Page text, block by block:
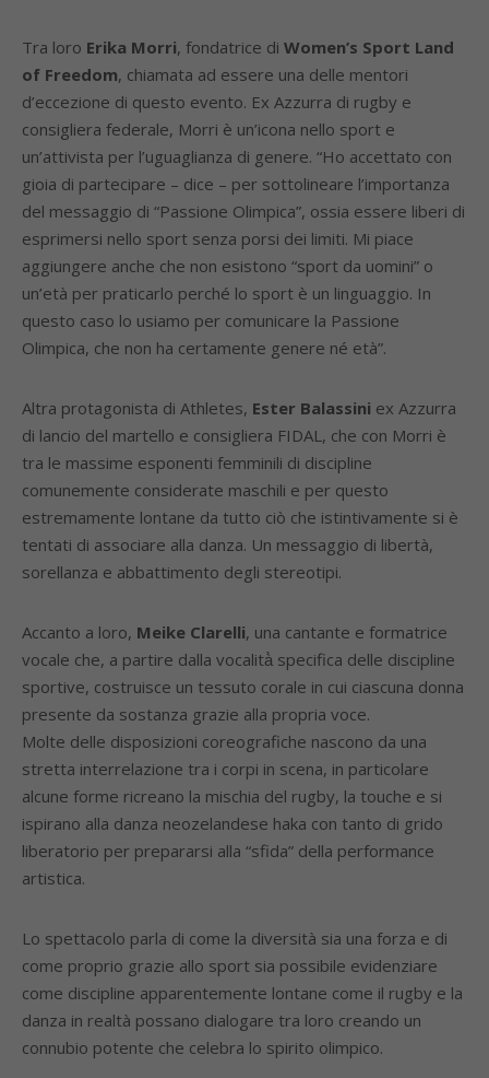
Tra loro Erika Morri, fondatrice di Women’s Sport Land
of Freedom, chiamata ad essere una delle mentori
d’eccezione di questo evento. Ex Azzurra di rugby e
consigliera federale, Morri è un’icona nello sport e
un’attivista per l’uguaglianza di genere. “Ho accettato con
gioia di partecipare – dice – per sottolineare l’importanza
del messaggio di “Passione Olimpica”, ossia essere liberi di
esprimersi nello sport senza porsi dei limiti. Mi piace
aggiungere anche che non esistono “sport da uomini” o
un’età per praticarlo perché lo sport è un linguaggio. In
questo caso lo usiamo per comunicare la Passione
Olimpica, che non ha certamente genere né età”.
Altra protagonista di Athletes, Ester Balassini ex Azzurra
di lancio del martello e consigliera FIDAL, che con Morri è
tra le massime esponenti femminili di discipline
comunemente considerate maschili e per questo
estremamente lontane da tutto ciò che istintivamente si è
tentati di associare alla danza. Un messaggio di libertà,
sorellanza e abbattimento degli stereotipi.
Accanto a loro, Meike Clarelli, una cantante e formatrice
vocale che, a partire dalla vocalità̀ specifica delle discipline
sportive, costruisce un tessuto corale in cui ciascuna donna
presente da sostanza grazie alla propria voce.
Molte delle disposizioni coreografiche nascono da una
stretta interrelazione tra i corpi in scena, in particolare
alcune forme ricreano la mischia del rugby, la touche e si
ispirano alla danza neozelandese haka con tanto di grido
liberatorio per prepararsi alla “sfida” della performance
artistica.
Lo spettacolo parla di come la diversità sia una forza e di
come proprio grazie allo sport sia possibile evidenziare
come discipline apparentemente lontane come il rugby e la
danza in realtà possano dialogare tra loro creando un
connubio potente che celebra lo spirito olimpico.